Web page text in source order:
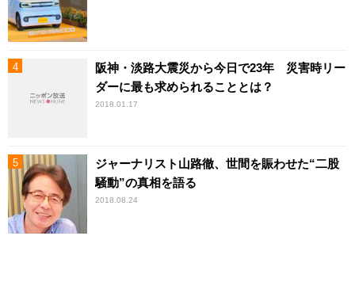
阪神・淡路大震災から今日で23年 災害時リー
ダーに最も求められることとは？
2018.01.17
ジャーナリスト山路徹、世間を賑わせた“二股
騒動”の真相を語る
2018.08.24